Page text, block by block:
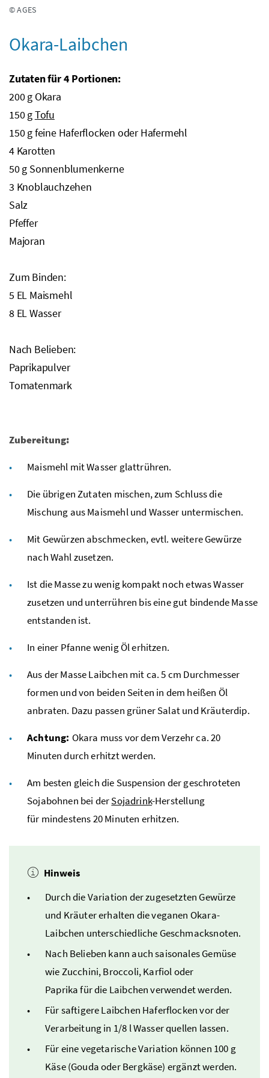
© AGES
Okara-Laibchen
Zutaten für 4 Portionen:
200gOkara
150gTofu
150 g feine Haferflocken oder Hafermehl
4 Karotten
50g Sonnenblumenkerne
3 Knoblauchzehen
Salz
Pfeffer
Majoran
Zum Binden:
5 EL Maismehl
8 ELWasser
Nach Belieben:
Paprikapulver
Tomatenmark
Zubereitung:
Maismehl mit Wasser glattrühren.
Die übrigen Zutaten mischen, zum Schluss die
Mischung aus Maismehl und Wasser untermischen.
Mit Gewürzen abschmecken,evtl. weitere Gewürze
nach Wahl zusetzen.
Ist die Masse zu wenig kompakt noch etwas Wasser
zusetzen und unterrühren bis eine gut bindende Masse
entstanden ist.
In einer Pfanne wenig Öl erhitzen.
Aus der Masse Laibchen mitca.5cm Durchmesser
formen und von beiden Seiten in dem heißen Öl
anbraten. Dazu passen grüner Salat und Kräuterdip.
Achtung: Okara muss vor dem Verzehrca.20
Minuten durch erhitzt werden.
Am besten gleich die Suspension der geschroteten
Sojabohnen bei derSojadrink-Herstellung
für mindestens 20 Minuten erhitzen.
Hinweis
Durch die Variation der zugesetzten Gewürze
und Kräuter erhalten die veganen Okara-
Laibchen unterschiedliche Geschmacksnoten.
Nach Belieben kann auch saisonales Gemüse
wie Zucchini, Broccoli, Karfiol oder
Paprika für die Laibchen verwendet werden.
Für saftigere Laibchen Haferflocken vor der
Verarbeitung in 1/8 lWasser quellen lassen.
Für eine vegetarische Variation können 100 g
Käse (Gouda oder Bergkäse) ergänzt werden.